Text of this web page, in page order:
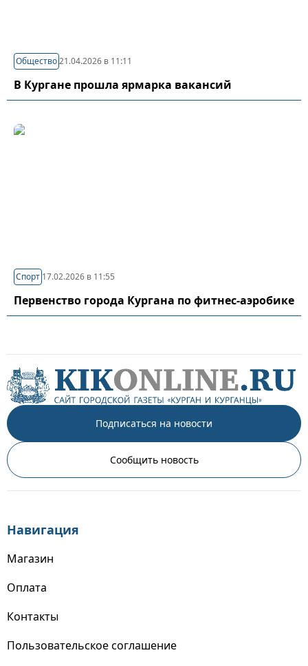
Общество21.04.2026 в 11:11
В Кургане прошла ярмарка вакансий
Спорт 17.02.2026 в 11:55
Первенство города Кургана по фитнес-аэробике
Подписаться на новости
Сообщить новость
Навигация
Магазин
Оплата
Контакты
Пользовательское соглашение